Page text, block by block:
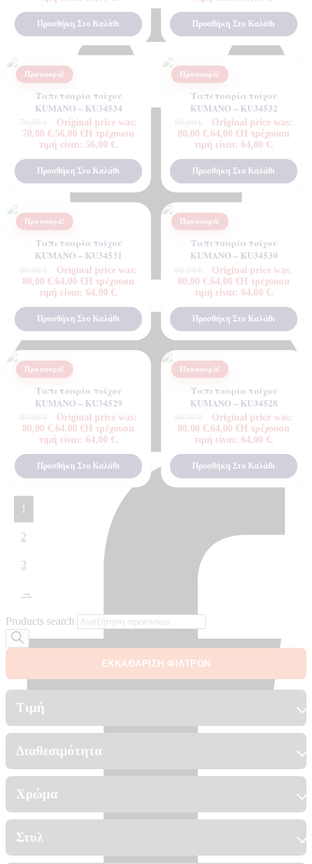
Προσθήκη Στο Καλάθι Προσθήκη Στο Καλάθι
Προσφορά!
Ταπετσαρία τοίχου
KUMANO – KU34534
Original price was:
70,00 €.56,00 € Η τρέχουσα
τιμή είναι: 56,00 €.
Προσθήκη Στο Καλάθι
Προσφορά!
Ταπετσαρία τοίχου
KUMANO – KU34532
Original price was:
80,00 €.64,00 € Η τρέχουσα
τιμή είναι: 64,00 €.
Προσθήκη Στο Καλάθι
Προσφορά!
Ταπετσαρία τοίχου
KUMANO – KU34531
Original price was:
80,00 €.64,00 €Η τρέχουσα
τιμή είναι: 64,00 €.
Προσθήκη Στο Καλάθι
Προσφορά!
Ταπετσαρία τοίχου
KUMANO – KU34530
Original price was:
80,00 €.64,00 €Η τρέχουσα
τιμή είναι: 64,00 €.
Προσθήκη Στο Καλάθι
Προσφορά!
Ταπετσαρία τοίχου
KUMANO – KU34529
Original price was:
80,00 €.64,00 € Η τρέχουσα
τιμή είναι: 64,00 €.
Προσθήκη Στο Καλάθι
Προσφορά!
Ταπετσαρία τοίχου
KUMANO – KU34528
Original price was:
80,00 €.64,00 € Η τρέχουσα
τιμή είναι: 64,00 €.
Προσθήκη Στο Καλάθι
1
2
3
→
Products search
ΕΚΚΑΘΑΡΙΣΗ ΦΙΛΤΡΩΝ
Τιμή
Διαθεσιμότητα
Χρώμα
Στυλ